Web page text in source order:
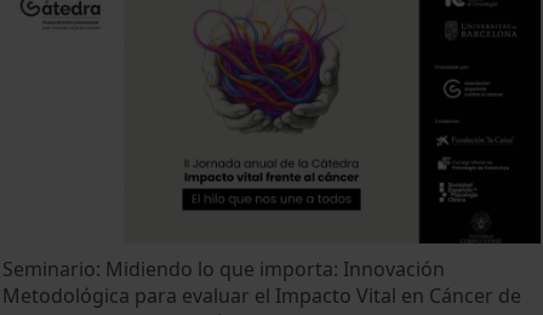
Seminario: Midiendo lo que importa: Innovación
Metodológica para evaluar el Impacto Vital en Cáncer de